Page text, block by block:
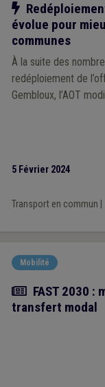
Notre action
évolue pour
communes
À la suite des
redéploiement de
Gembloux, l’AOT
5 Février 2024
Transport en commun
Mobilité
Article
FAST 2030
transfert modal